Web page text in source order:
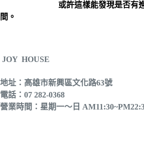
或許這樣能發現是否有進步
間。
JOY HOUSE
地址：高雄市新興區文化路63號
電話：07 282-0368
營業時間：星期一～日